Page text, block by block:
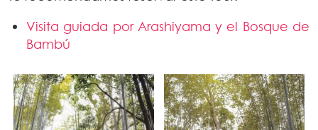
Visita guiada por Arashiyama y el Bosque de
Bambú